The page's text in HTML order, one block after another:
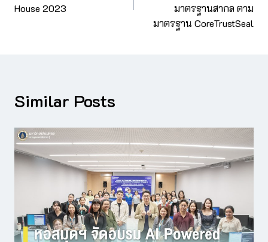
House 2023
มาตรฐานสากล ตาม
มาตรฐาน CoreTrustSeal
Similar Posts